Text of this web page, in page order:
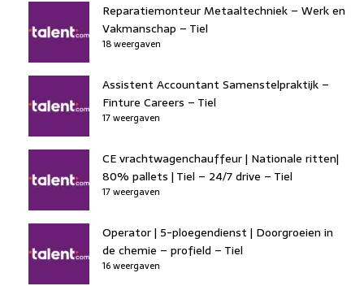
Reparatiemonteur Metaaltechniek – Werk en
Vakmanschap – Tiel
18 weergaven
Assistent Accountant Samenstelpraktijk –
Finture Careers – Tiel
17 weergaven
CE vrachtwagenchauffeur | Nationale ritten|
80% pallets | Tiel – 24/7 drive – Tiel
17 weergaven
Operator | 5-ploegendienst | Doorgroeien in
de chemie – profield – Tiel
16 weergaven